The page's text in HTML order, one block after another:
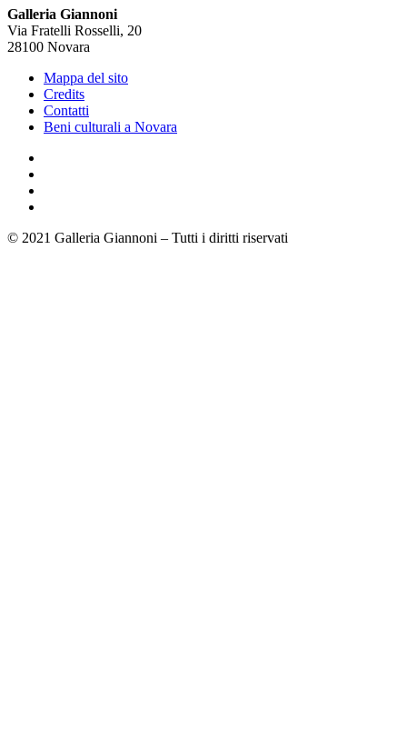
Galleria Giannoni
Via Fratelli Rosselli, 20
28100 Novara
Mappa del sito
Credits
Contatti
Beni culturali a Novara
© 2021 Galleria Giannoni – Tutti i diritti riservati